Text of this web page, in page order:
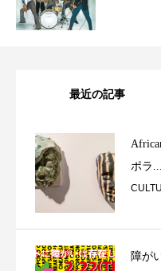
最近の記事
ポラ...
障が